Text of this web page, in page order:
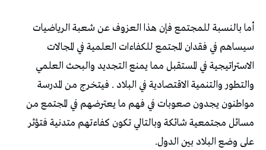
أما بالنسبة للمجتمع فإن هذا العزوف عن شعبة الرياضيات
سيساهم في فقدان المجتمع للكفاءات العلمية في المجالات
الاستراتيجية في المستقبل مما يمنع التجديد والبحث العلمي
والتطور والتنمية الاقتصادية في البلاد . فيتخرج من المدرسة
مواطنون يجدون صعوبات في فهم ما يعترضهم في المجتمع من
مسائل مجتمعية شائكة وبالتالي تكون كفاءتهم متدنية فتؤثر
على وضع البلاد بين الدول.